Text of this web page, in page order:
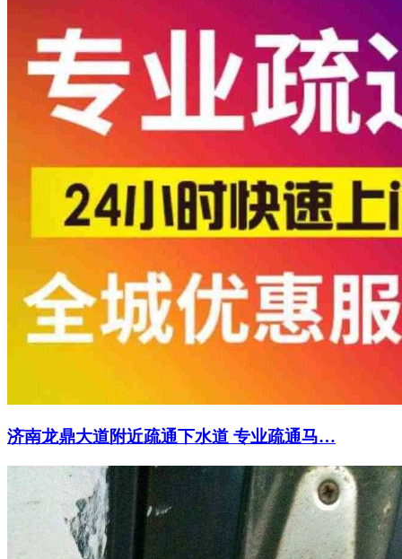
济南龙鼎大道附近疏通下水道 专业疏通马…